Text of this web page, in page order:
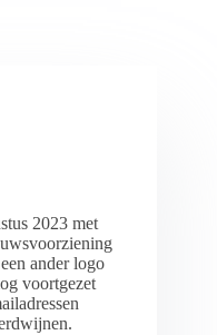
2023 met
ander logo
voortgezet